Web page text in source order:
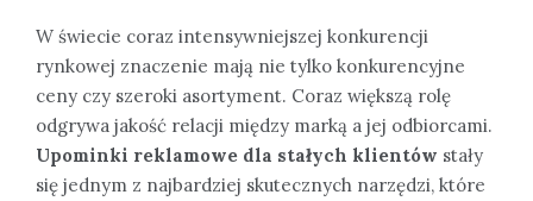
W świecie coraz intensywniejszej konkurencji
rynkowej znaczenie mają nie tylko konkurencyjne
ceny czy szeroki asortyment. Coraz większą rolę
odgrywa jakość relacji między marką a jej odbiorcami.
Upominki reklamowe dla stałych klientów stały
się jednym z najbardziej skutecznych narzędzi, które